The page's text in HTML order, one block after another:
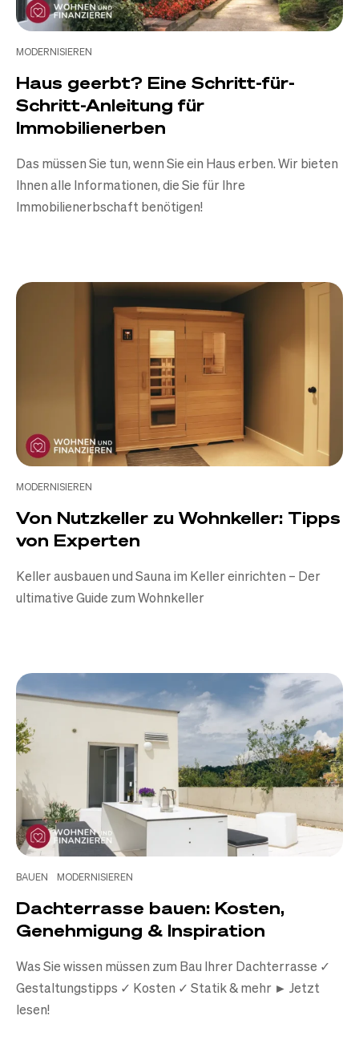
MODERNISIEREN
Haus geerbt? Eine Schritt-für-
Schritt-Anleitung für
Immobilienerben
Das müssen Sie tun, wenn Sie ein Haus erben. Wir bieten
Ihnen alle Informationen, die Sie für Ihre
Immobilienerbschaft benötigen!
MODERNISIEREN
Von Nutzkeller zu Wohnkeller: Tipps
von Experten
Keller ausbauen und Sauna im Keller einrichten – Der
ultimative Guide zum Wohnkeller
BAUEN MODERNISIEREN
Dachterrasse bauen: Kosten,
Genehmigung & Inspiration
Was Sie wissen müssen zum Bau Ihrer Dachterrasse ✓
Gestaltungstipps ✓ Kosten ✓ Statik & mehr ► Jetzt
lesen!